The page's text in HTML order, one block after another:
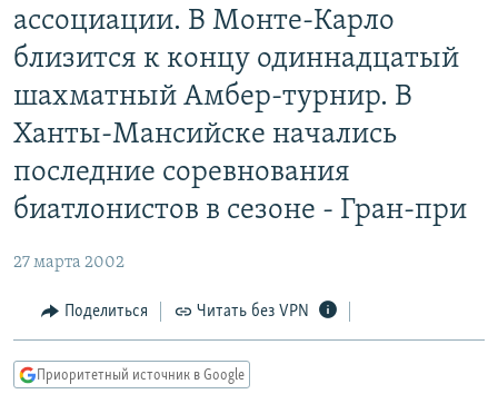
ассоциации. В Монте-Карло
близится к концу одиннадцатый
шахматный Амбер-турнир. В
Ханты-Мансийске начались
последние соревнования
биатлонистов в сезоне - Гран-при
27 марта 2002
Поделиться Читать без VPN
Приоритетный источник в Google